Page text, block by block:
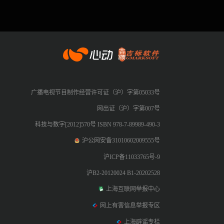
广播电视节目制作经营许可证（沪）字第05033号
网出证（沪）字第007号
科技与数字[2012]570号 ISBN 978-7-89989-490-3
沪公网安备31010602009555号
沪ICP备11033765号-9
沪B2-20120024 B1-20202528
上海互联网举报中心
网上有害信息举报专区
上海辟谣专栏
心动网络